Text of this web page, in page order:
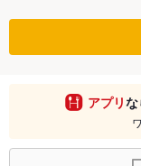
アプリ